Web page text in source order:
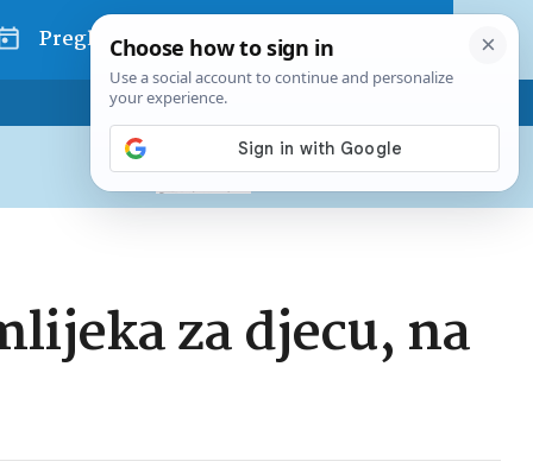
Pregled dana
Pretplatite se na Poslovni
Već od10 EURmjesečno
za djecu, na